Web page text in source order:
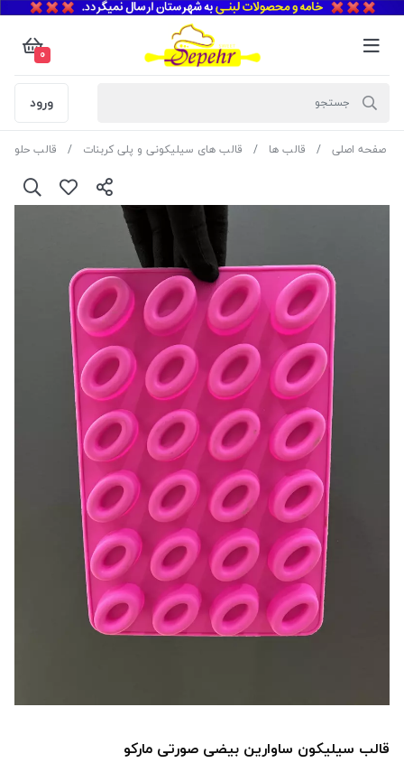
0
ورود
صفحه اصلی قالب ها قالب های سیلیکونی و پلی کربنات قالب حلوا
قالب سیلیکون ساوارین بیضی صورتی مارکو